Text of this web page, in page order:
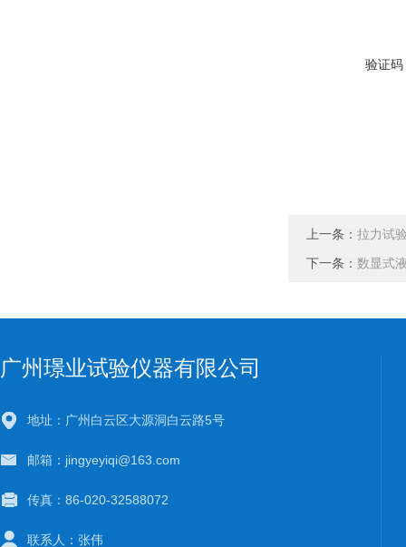
验证码
上一条： 拉力试
下一条： 数显式
广州璟业试验仪器有限公司
地址：广州白云区大源洞白云路5号
邮箱：jingyeyiqi@163.com
传真：86-020-32588072
联系人：张伟